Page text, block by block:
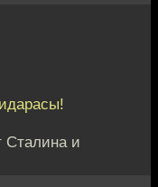
Сталина и